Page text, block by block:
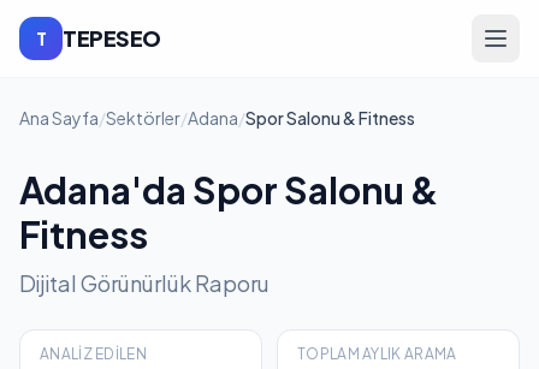
T TEPESEO
Ana Sayfa/Sektörler/Adana/Spor Salonu & Fitness
Adana'da Spor Salonu &
Fitness
Dijital Görünürlük Raporu
ANALIZ EDILEN TOPLAM AYLIK ARAMA